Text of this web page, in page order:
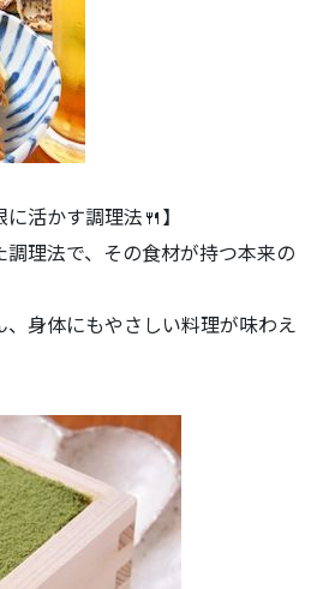
活かす調理法🍴】
理法で、その食材が持つ本来の
身体にもやさしい料理が味わえ